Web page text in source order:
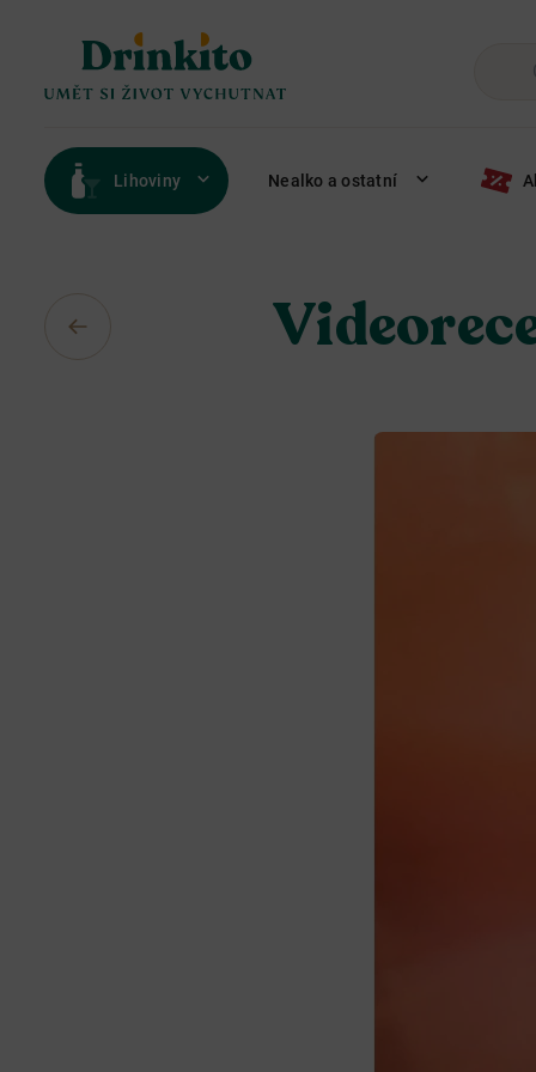
Lihoviny Nealko a ostatní